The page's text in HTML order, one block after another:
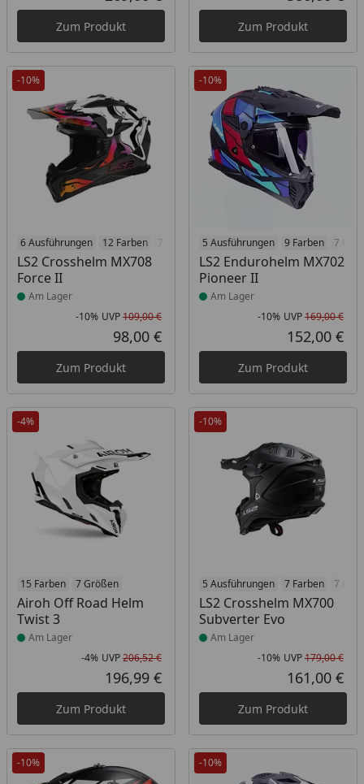
Aktueller Preis
Zum Produkt Zum Produkt
-10%
6 Ausführungen 12 Farben 7 Größen
LS2 Crosshelm MX708
Force II
Produkt am Lager
Am Lager
Rabatt in Prozent
-10%
Ursprünglicher Preis
UVP109,00 €
Aktueller Preis
98,00 €
Zum Produkt
-10%
5 Ausführungen 9 Farben 7
LS2 Endurohelm MX702
Pioneer II
Produkt am Lager
Am Lager
-10% UVP169,00 €
152,00 €
Zum Produkt
-4%
15 Farben 7 Größen
Airoh Off Road Helm
Twist 3
Produkt am Lager
Am Lager
Rabatt in Prozent
-4%
Ursprünglicher Preis
UVP206,52 €
Aktueller Preis
196,99 €
Zum Produkt
-10%
5 Ausführungen 7 Farben 7
LS2 Crosshelm MX700
Subverter Evo
Produkt am Lager
Am Lager
-10% UVP179,00 €
161,00 €
Zum Produkt
-10% -10%